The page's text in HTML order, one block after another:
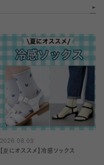
2026.08.09
【夏にオススメ】冷感ソックス